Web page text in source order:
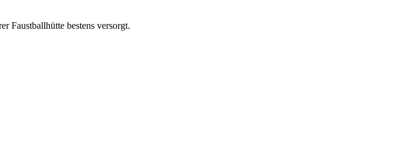
Faustballhütte bestens versorgt.